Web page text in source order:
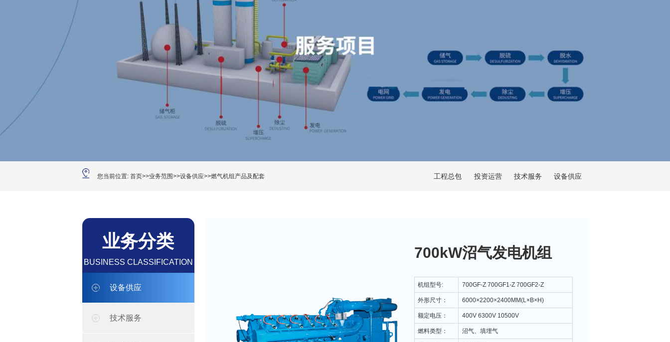
设备供应
技术服务
投资运营
工程总包
您当前位置: 首页>>业务范围>>设备供应>>燃气机组产品及配套
700kW沼气发电机组
机组型号: 700GF-Z 700GF1-Z 700GF2-Z
外形尺寸： 6000×2200×2400MM(L×B×H)
额定电压： 400V 6300V 10500V
燃料类型： 沼气、填埋气
业务分类
BUSINESS CLASSIFICATION
设备供应
技术服务
600kW瓦斯发电机组
了解更多+
气机组
了解更多+